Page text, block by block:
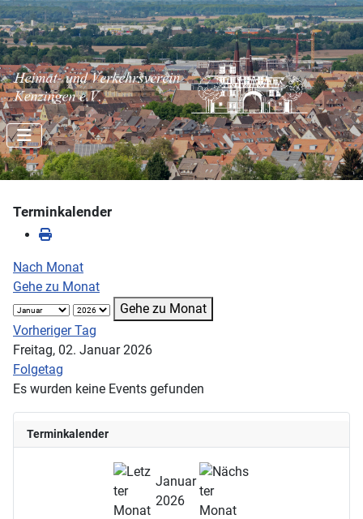
Terminkalender
Januar
2026
Terminkalender
Nach Monat
Gehe zu Monat
Gehe zu Monat
Vorheriger Tag
Freitag, 02. Januar 2026
Folgetag
Es wurden keine Events gefunden